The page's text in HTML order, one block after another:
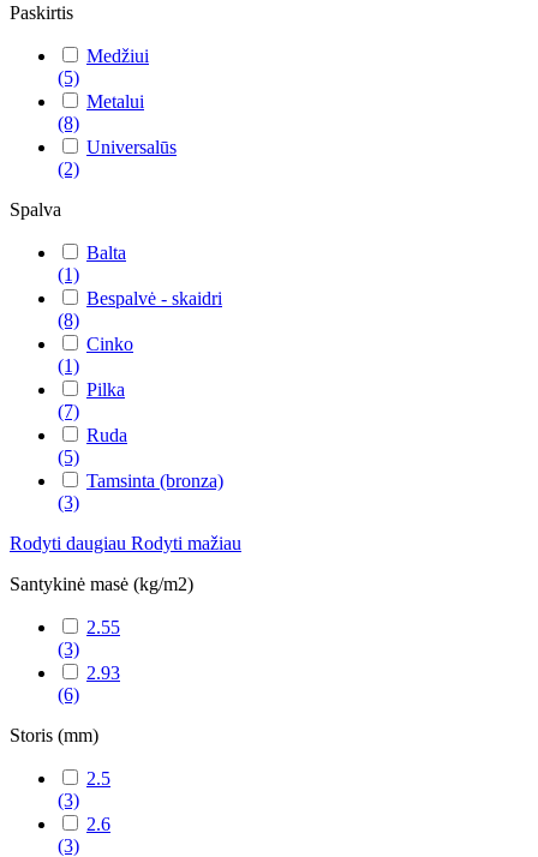
Paskirtis
Medžiui
(5)
Metalui
(8)
Universalūs
(2)
Spalva
Balta
(1)
Bespalvė - skaidri
(8)
Cinko
(1)
Pilka
(7)
Ruda
(5)
Tamsinta (bronza)
(3)
Rodyti daugiau Rodyti mažiau
Santykinė masė (kg/m2)
2.55
(3)
2.93
(6)
Storis (mm)
2.5
(3)
2.6
(3)